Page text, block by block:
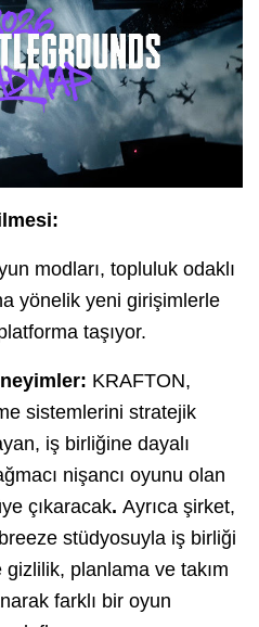
modları, topluluk odaklı
yönelik yeni girişimlerle
taşıyor.
KRAFTON,
sistemlerini stratejik
iş birliğine dayalı
nişancı oyunu olan
çıkaracak. Ayrıca şirket,
stüdyosuyla iş birliği
planlama ve takım
farklı bir oyun